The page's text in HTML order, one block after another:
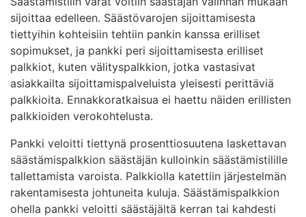
sijoittaa edelleen. Säästövarojen sijoittamisesta
tiettyihin kohteisiin tehtiin pankin kanssa erilliset
sopimukset, ja pankki peri sijoittamisesta erilliset
palkkiot, kuten välityspalkkion, jotka vastasivat
asiakkailta sijoittamispalveluista yleisesti perittäviä
palkkioita. Ennakkoratkaisua ei haettu näiden erillisten
palkkioiden verokohtelusta.
Pankki veloitti tiettynä prosenttiosuutena laskettavan
säästämispalkkion säästäjän kulloinkin säästämistilille
tallettamista varoista. Palkkiolla katettiin järjestelmän
rakentamisesta johtuneita kuluja. Säästämispalkkion
ohella pankki veloitti säästäjältä kerran tai kahdesti